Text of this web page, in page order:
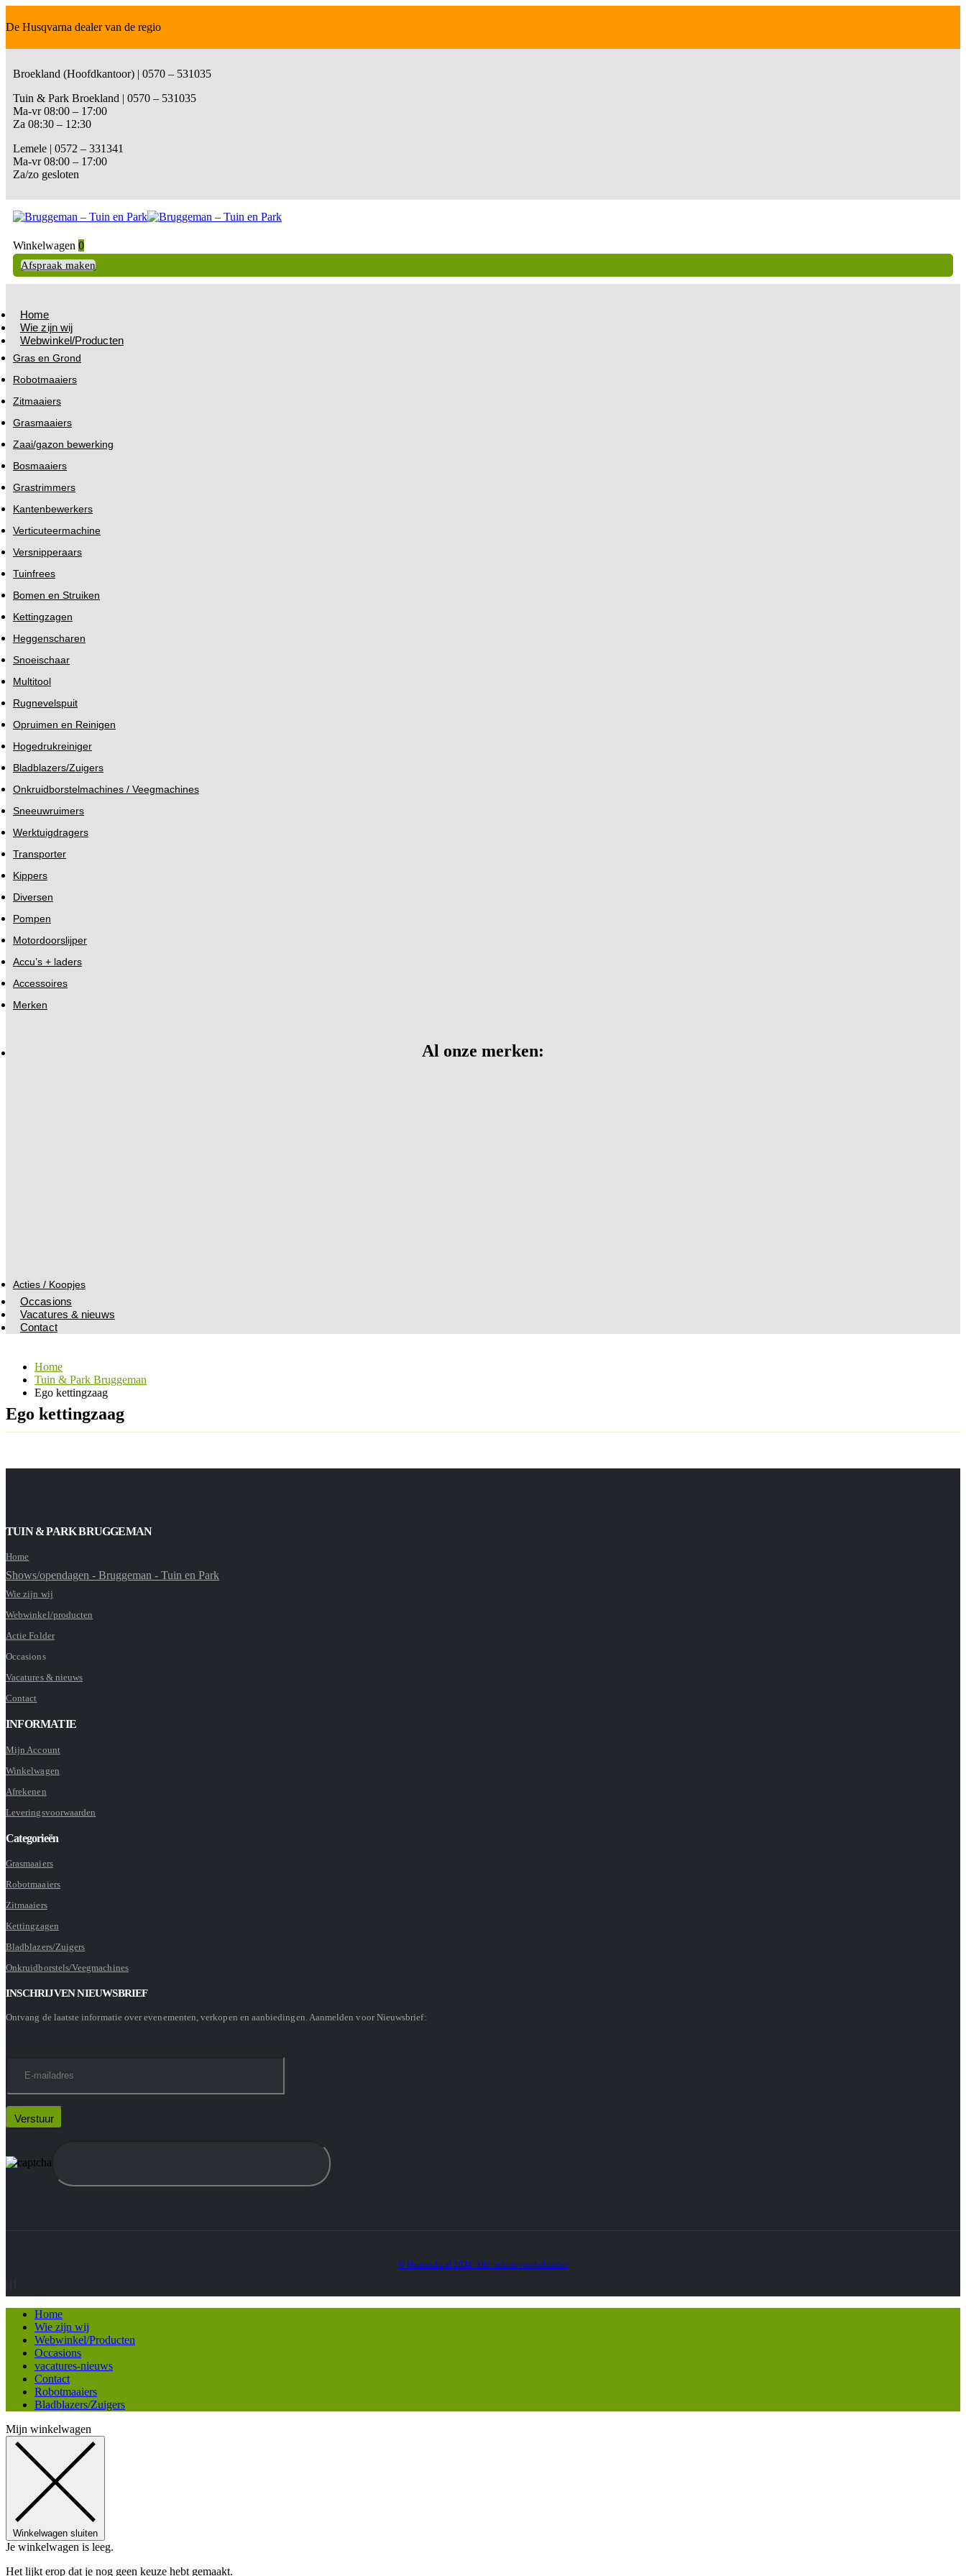
De Husqvarna dealer van de regio
Broekland (Hoofdkantoor) | 0570 – 531035
Tuin & Park Broekland | 0570 – 531035
Ma-vr 08:00 – 17:00
Za 08:30 – 12:30
Lemele | 0572 – 331341
Ma-vr 08:00 – 17:00
Za/zo gesloten
Winkelwagen 0
Afspraak maken
Home
Wie zijn wij
Webwinkel/Producten
Gras en Grond
Robotmaaiers
Zitmaaiers
Grasmaaiers
Zaai/gazon bewerking
Bosmaaiers
Grastrimmers
Kantenbewerkers
Verticuteermachine
Versnipperaars
Tuinfrees
Bomen en Struiken
Kettingzagen
Heggenscharen
Snoeischaar
Multitool
Rugnevelspuit
Opruimen en Reinigen
Hogedrukreiniger
Bladblazers/Zuigers
Onkruidborstelmachines / Veegmachines
Sneeuwruimers
Werktuigdragers
Transporter
Kippers
Diversen
Pompen
Motordoorslijper
Accu’s + laders
Accessoires
Merken
Al onze merken:
Acties / Koopjes
Occasions
Vacatures & nieuws
Contact
Home
Tuin & Park Bruggeman
Ego kettingzaag
Ego kettingzaag
TUIN & PARK BRUGGEMAN
Home
Shows/opendagen - Bruggeman - Tuin en Park
Wie zijn wij
Webwinkel/producten
Actie Folder
Occasions
Vacatures & nieuws
Contact
INFORMATIE
Mijn Account
Winkelwagen
Afrekenen
Leveringsvoorwaarden
Categorieën
Grasmaaiers
Robotmaaiers
Zitmaaiers
Kettingzagen
Bladblazers/Zuigers
Onkruidborstels/Veegmachines
INSCHRIJVEN NIEUWSBRIEF
Ontvang de laatste informatie over evenementen, verkopen en aanbiedingen. Aanmelden voor Nieuwsbrief:
© Heatmedia.nl 2024. Alle rechten voorbehouden
Home
Wie zijn wij
Webwinkel/Producten
Occasions
vacatures-nieuws
Contact
Robotmaaiers
Bladblazers/Zuigers
Mijn winkelwagen
Winkelwagen sluiten
Je winkelwagen is leeg.
Het lijkt erop dat je nog geen keuze hebt gemaakt.